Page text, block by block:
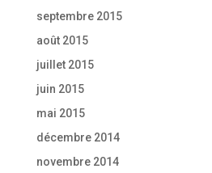
septembre 2015
août 2015
juillet 2015
juin 2015
mai 2015
décembre 2014
novembre 2014